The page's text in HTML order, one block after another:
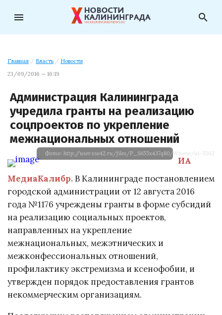
menu search
Главная / Власть / Новости
23/09/2016 — 16:19
Администрация Калининграда
учредила гранты на реализацию
соцпроектов по укрепление
межнациональных отношений
Фото: http://user.vse42.ru/files/P_S655x437q80/Wnone/ui-
ИА
МедиаКалибр.В Калининграде постановлением
городской администрации от 12 августа 2016
года №1176 учреждены гранты в форме субсидий
на реализацию социальных проектов,
направленных на укрепление
межнациональных, межэтнических и
межконфессиональных отношений,
профилактику экстремизма и ксенофобии, и
утвержден порядок предоставления грантов
некоммерческим организациям.